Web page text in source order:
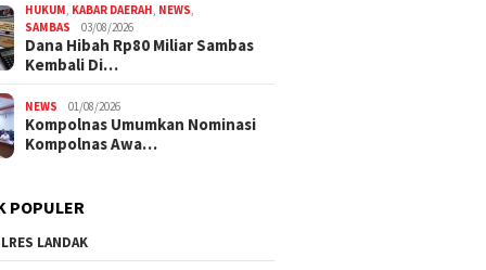
HUKUM KABAR DAERAH NEWS
SAMBAS
03/08/2026
Dana Hibah Rp80 Miliar Sambas
Kembali Di…
NEWS 01/08/2026
Kompolnas Umumkan Nominasi
Kompolnas Awa…
POPULER
LANDAK